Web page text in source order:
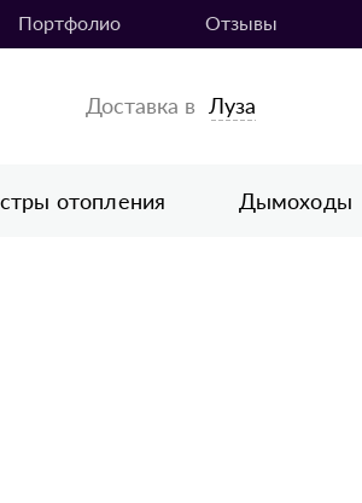
Портфолио Отзывы
Доставка в Луза
отопления Дымоходы